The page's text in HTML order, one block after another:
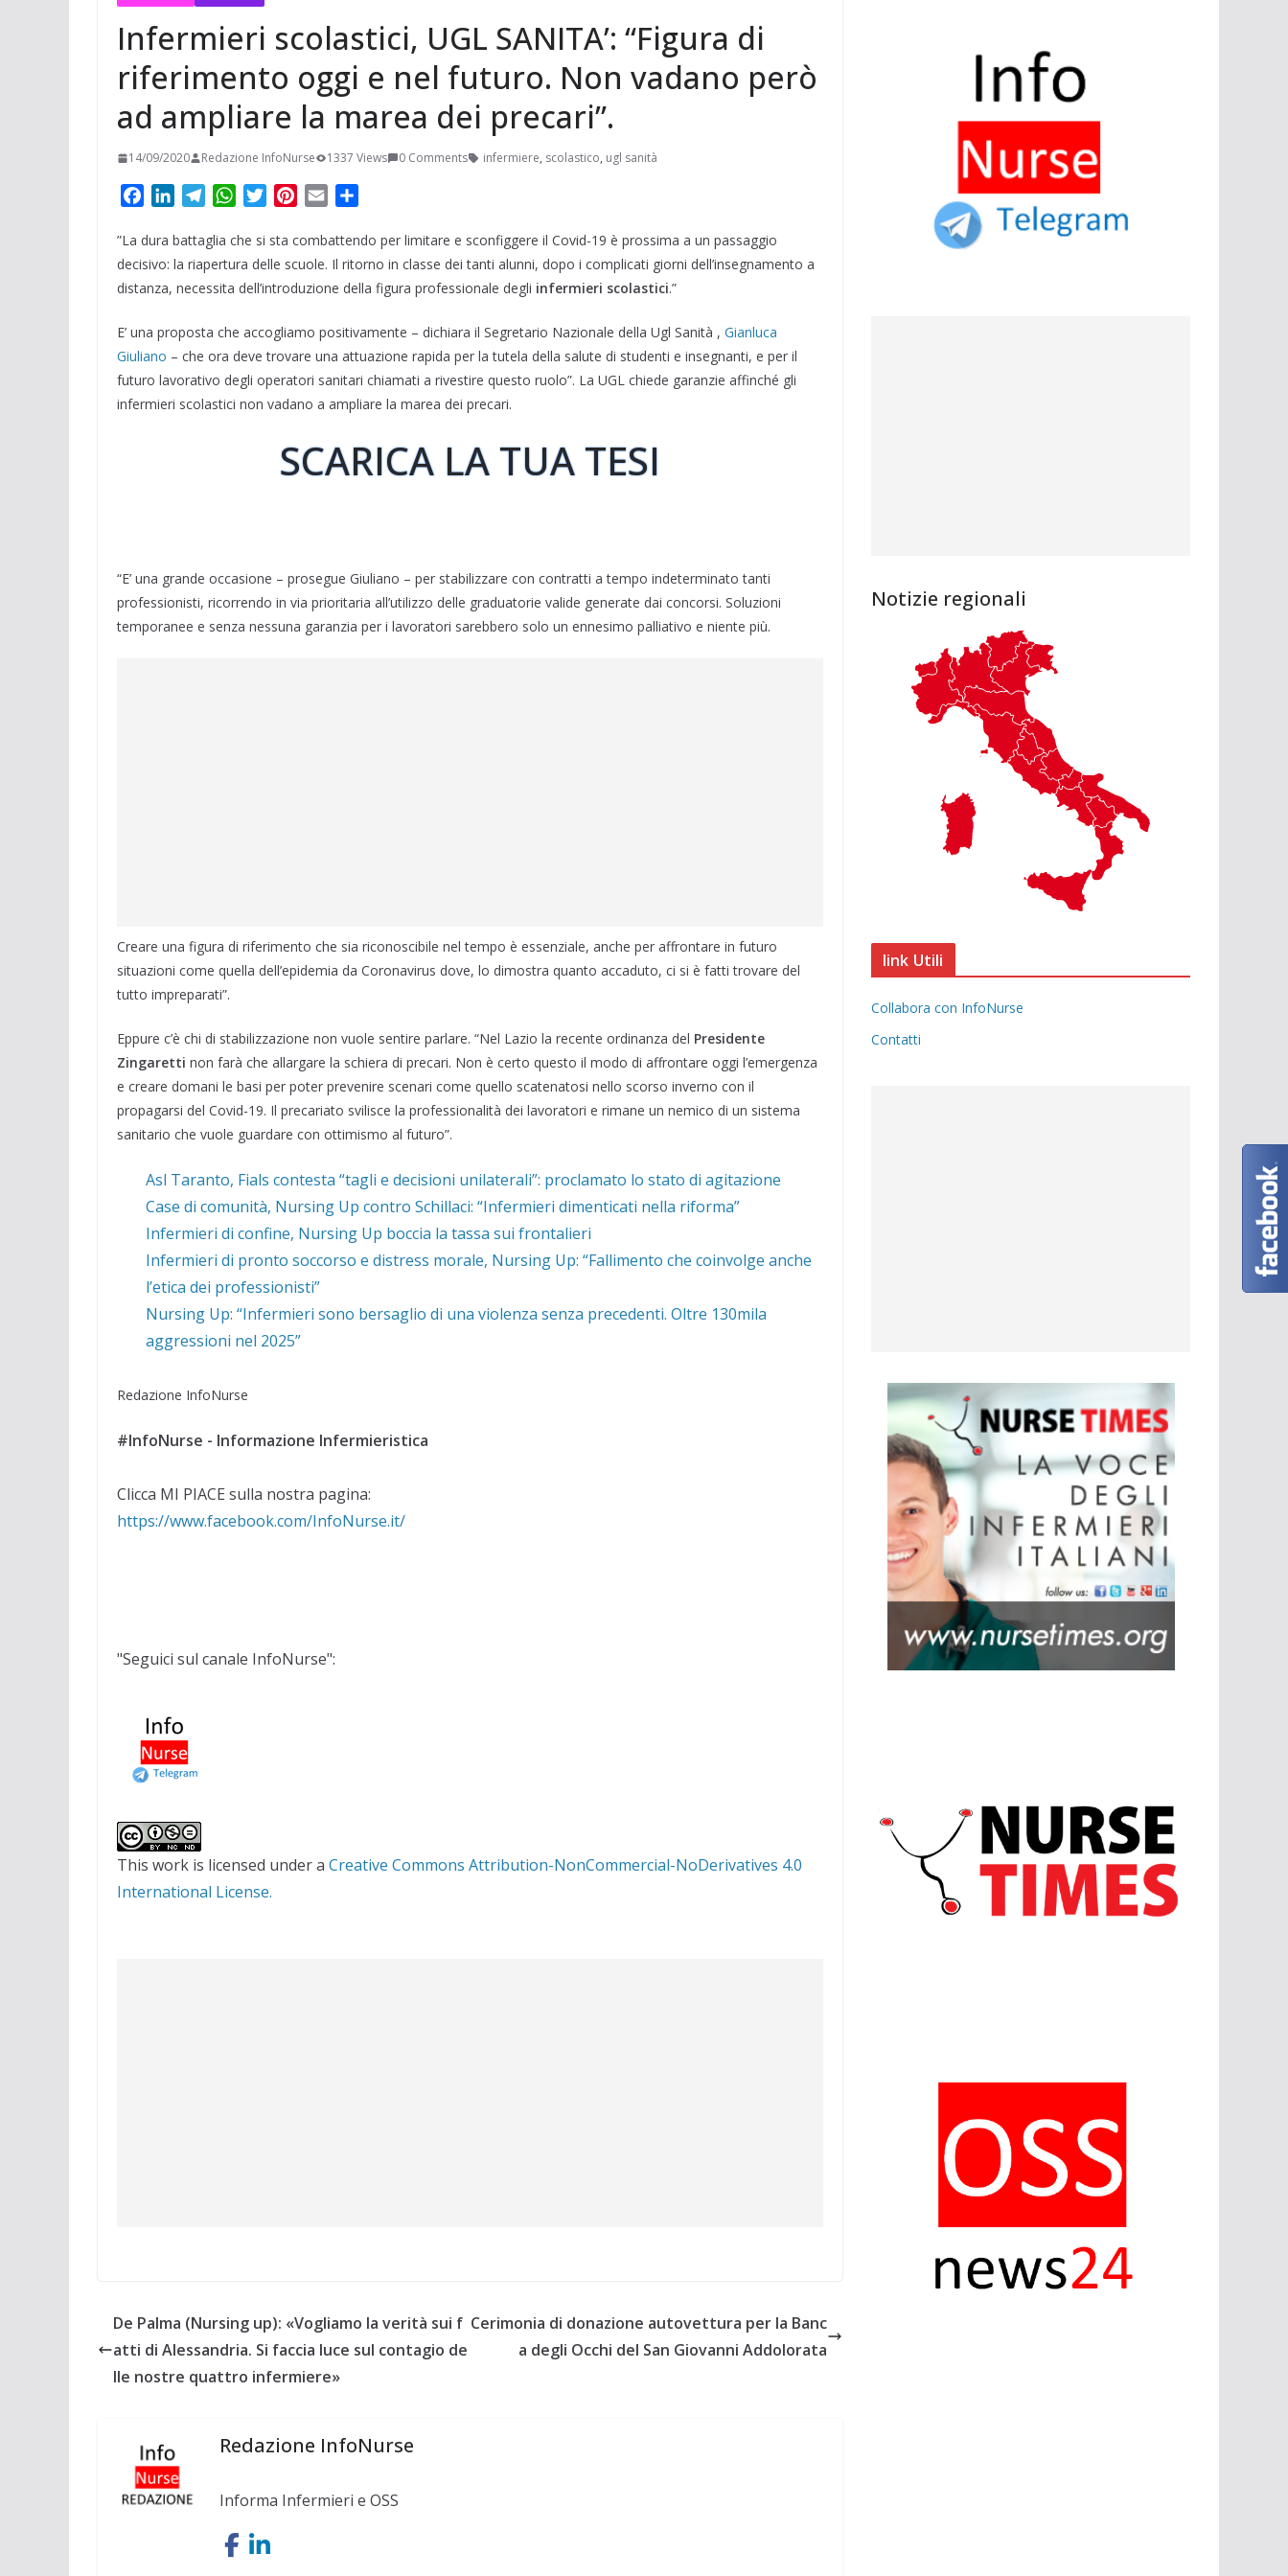
Infermieri scolastici, UGL SANITA’: “Figura di
riferimento oggi e nel futuro. Non vadano però
ad ampliare la marea dei precari”.
14/09/2020 Redazione InfoNurse 1337 Views 0 Comments infermiere, scolastico, ugl sanità
c
e
b
o
k
n
k
e
I
n
l
e
g
a
m
W
a
t
s
p
p
t
t
r
n
t
e
e
s
t
a
l
n
d
i
i
d
i
”La dura battaglia che si sta combattendo per limitare e sconfiggere il Covid-19 è prossima a un passaggio
decisivo: la riapertura delle scuole. Il ritorno in classe dei tanti alunni, dopo i complicati giorni dell’insegnamento a
distanza, necessita dell’introduzione della figura professionale degli infermieri scolastici.”
E’ una proposta che accogliamo positivamente – dichiara il Segretario Nazionale della Ugl Sanità , Gianluca
Giuliano – che ora deve trovare una attuazione rapida per la tutela della salute di studenti e insegnanti, e per il
futuro lavorativo degli operatori sanitari chiamati a rivestire questo ruolo”. La UGL chiede garanzie affinché gli
infermieri scolastici non vadano a ampliare la marea dei precari.
SCARICA LA TUA TESI
“E’ una grande occasione – prosegue Giuliano – per stabilizzare con contratti a tempo indeterminato tanti
professionisti, ricorrendo in via prioritaria all’utilizzo delle graduatorie valide generate dai concorsi. Soluzioni
temporanee e senza nessuna garanzia per i lavoratori sarebbero solo un ennesimo palliativo e niente più.
Creare una figura di riferimento che sia riconoscibile nel tempo è essenziale, anche per affrontare in futuro
situazioni come quella dell’epidemia da Coronavirus dove, lo dimostra quanto accaduto, ci si è fatti trovare del
tutto impreparati”.
Eppure c’è chi di stabilizzazione non vuole sentire parlare. “Nel Lazio la recente ordinanza del Presidente
Zingaretti non farà che allargare la schiera di precari. Non è certo questo il modo di affrontare oggi l’emergenza
e creare domani le basi per poter prevenire scenari come quello scatenatosi nello scorso inverno con il
propagarsi del Covid-19. Il precariato svilisce la professionalità dei lavoratori e rimane un nemico di un sistema
sanitario che vuole guardare con ottimismo al futuro”.
Asl Taranto, Fials contesta “tagli e decisioni unilaterali”: proclamato lo stato di agitazione
Case di comunità, Nursing Up contro Schillaci: “Infermieri dimenticati nella riforma”
Infermieri di confine, Nursing Up boccia la tassa sui frontalieri
Infermieri di pronto soccorso e distress morale, Nursing Up: “Fallimento che coinvolge anche
l’etica dei professionisti”
Nursing Up: “Infermieri sono bersaglio di una violenza senza precedenti. Oltre 130mila
aggressioni nel 2025”
Redazione InfoNurse
#InfoNurse - Informazione Infermieristica
Clicca MI PIACE sulla nostra pagina:
https://www.facebook.com/InfoNurse.it/
"Seguici sul canale InfoNurse":
This work is licensed under a Creative Commons Attribution-NonCommercial-NoDerivatives 4.0
International License.
De Palma (Nursing up): «Vogliamo la verità sui f
atti di Alessandria. Si faccia luce sul contagio de
lle nostre quattro infermiere»
Cerimonia di donazione autovettura per la Banc
a degli Occhi del San Giovanni Addolorata
Redazione InfoNurse
Informa Infermieri e OSS
Notizie regionali
link Utili
Collabora con InfoNurse
Contatti